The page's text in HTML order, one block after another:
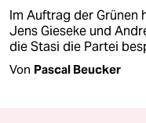
Im Auftrag der Grünen
Jens Gieseke und
die Stasi die Partei
Von Pascal Beucker